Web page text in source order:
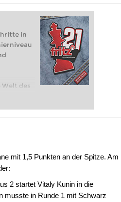
in
des
Mit
mit 1,5 Punkten an der Spitze. Am
2 startet Vitaly Kunin in die
musste in Runde 1 mit Schwarz